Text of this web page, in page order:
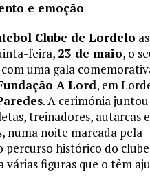
e emoção
Clube de Lordelo
feira, 23 de maio, o
com uma gala
A Lord, em
. A cerimónia juntou
treinadores, autarcas e
numa noite marcada pela
percurso histórico do
várias figuras que o têm